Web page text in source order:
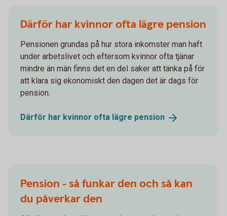
Därför har kvinnor ofta lägre pension
Pensionen grundas på hur stora inkomster man haft
under arbetslivet och eftersom kvinnor ofta tjänar
mindre än män finns det en del saker att tänka på för
att klara sig ekonomiskt den dagen det är dags för
pension.
Därför har kvinnor ofta lägre pension
Pension - så funkar den och så kan
du påverkar den